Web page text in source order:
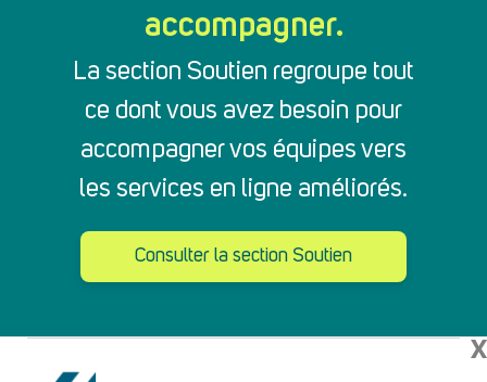
accompagner.
La section Soutien regroupe tout
ce dont vous avez besoin pour
accompagner vos équipes vers
les services en ligne améliorés.
Consulter la section Soutien
X